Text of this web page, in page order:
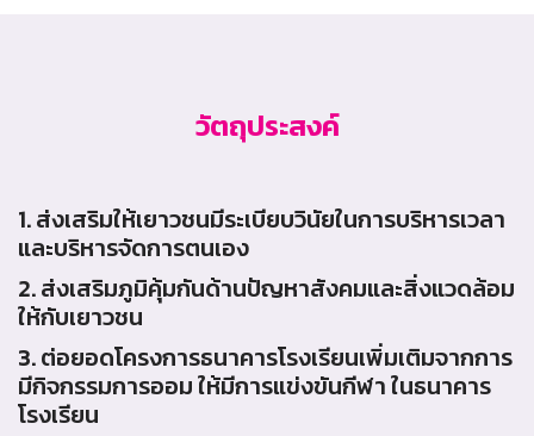
วัตถุประสงค์
1. ส่งเสริมให้เยาวชนมีระเบียบวินัยในการบริหารเวลา
และบริหารจัดการตนเอง
2. ส่งเสริมภูมิคุ้มกันด้านปัญหาสังคมและสิ่งแวดล้อม
ให้กับเยาวชน
3. ต่อยอดโครงการธนาคารโรงเรียนเพิ่มเติมจากการ
มีกิจกรรมการออม ให้มีการแข่งขันกีฬา ในธนาคาร
โรงเรียน